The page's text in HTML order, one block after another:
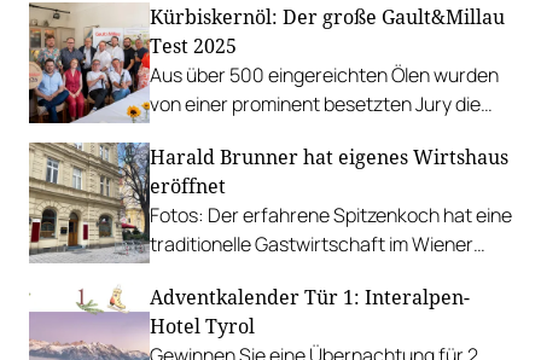
Kürbiskernöl: Der große Gault&Millau
Test 2025
Aus über 500 eingereichten Ölen wurden
von einer prominent besetzten Jury die
Harald Brunner hat eigenes Wirtshaus
eröffnet
Fotos: Der erfahrene Spitzenkoch hat eine
traditionelle Gastwirtschaft im Wiener
behutsam renoviert.
Adventkalender Tür 1: Interalpen-
Hotel Tyrol